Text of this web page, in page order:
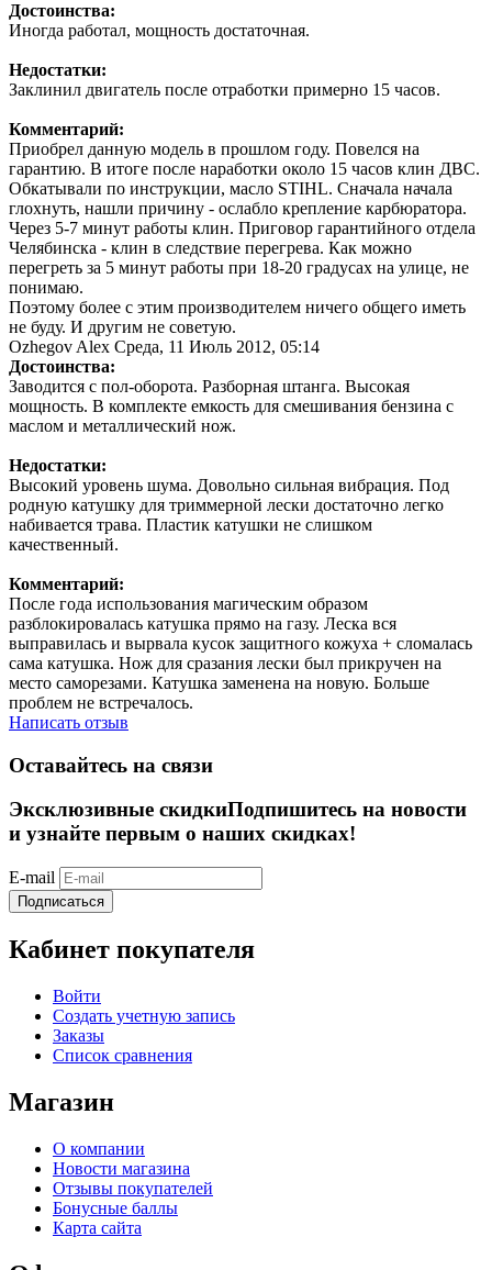
Достоинства:
Иногда работал, мощность достаточная.
Недостатки:
Заклинил двигатель после отработки примерно 15 часов.
Комментарий:
Приобрел данную модель в прошлом году. Повелся на
гарантию. В итоге после наработки около 15 часов клин ДВС.
Обкатывали по инструкции, масло STIHL. Сначала начала
глохнуть, нашли причину - ослабло крепление карбюратора.
Через 5-7 минут работы клин. Приговор гарантийного отдела
Челябинска - клин в следствие перегрева. Как можно
перегреть за 5 минут работы при 18-20 градусах на улице, не
понимаю.
Поэтому более с этим производителем ничего общего иметь
не буду. И другим не советую.
Ozhegov Alex Среда, 11 Июль 2012, 05:14
Достоинства:
Заводится с пол-оборота. Разборная штанга. Высокая
мощность. В комплекте емкость для смешивания бензина с
маслом и металлический нож.
Недостатки:
Высокий уровень шума. Довольно сильная вибрация. Под
родную катушку для триммерной лески достаточно легко
набивается трава. Пластик катушки не слишком
качественный.
Комментарий:
После года использования магическим образом
разблокировалась катушка прямо на газу. Леска вся
выправилась и вырвала кусок защитного кожуха + сломалась
сама катушка. Нож для сразания лески был прикручен на
место саморезами. Катушка заменена на новую. Больше
проблем не встречалось.
Написать отзыв
Оставайтесь на связи
Эксклюзивные скидкиПодпишитесь на новости
и узнайте первым о наших скидках!
E-mail
Подписаться
Кабинет покупателя
Войти
Создать учетную запись
Заказы
Список сравнения
Магазин
О компании
Новости магазина
Отзывы покупателей
Бонусные баллы
Карта сайта